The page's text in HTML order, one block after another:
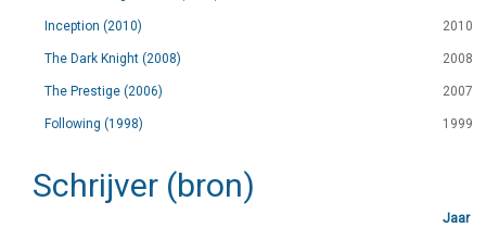
Inception (2010) 2010
The Dark Knight (2008) 2008
The Prestige (2006) 2007
Following (1998) 1999
Schrijver (bron)
Jaar